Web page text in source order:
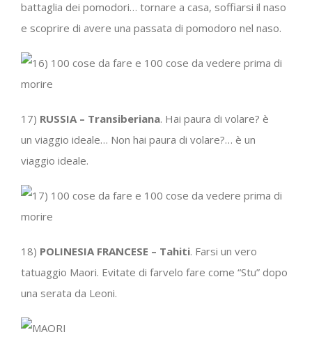
battaglia dei pomodori… tornare a casa, soffiarsi il naso
e scoprire di avere una passata di pomodoro nel naso.
17) RUSSIA – Transiberiana. Hai paura di volare? è
un viaggio ideale… Non hai paura di volare?… è un
viaggio ideale.
18) POLINESIA FRANCESE – Tahiti. Farsi un vero
tatuaggio Maori. Evitate di farvelo fare come “Stu” dopo
una serata da Leoni.